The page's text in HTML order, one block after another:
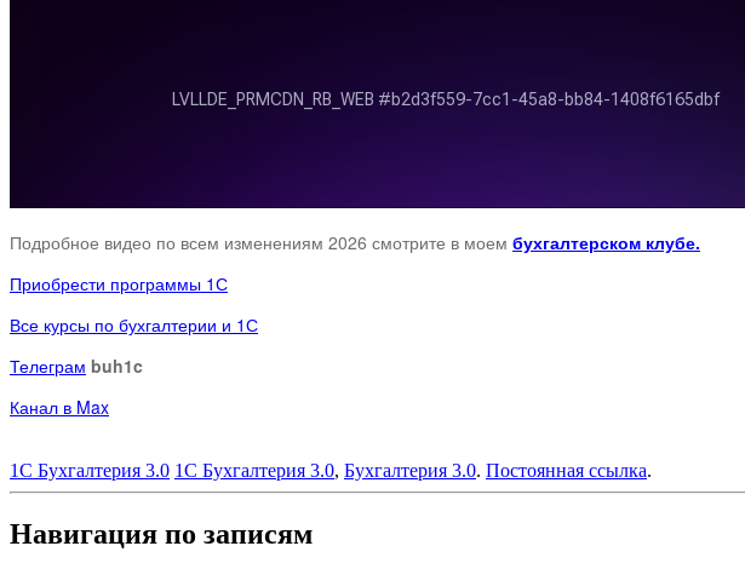
Подробное видео по всем изменениям 2026 смотрите в моем бухгалтерском клубе.
Приобрести программы 1С
Все курсы по бухгалтерии и 1С
Телеграм buh1c
Канал в Max
1С Бухгалтерия 3.0 1С Бухгалтерия 3.0, Бухгалтерия 3.0. Постоянная ссылка.
Навигация по записям